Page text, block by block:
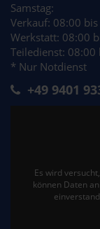
Samstag:
Verkauf: 08:00
Werkstatt: 08:00
Teiledienst:
* Nur Notdienst
+49 9401
Es wird
können Daten